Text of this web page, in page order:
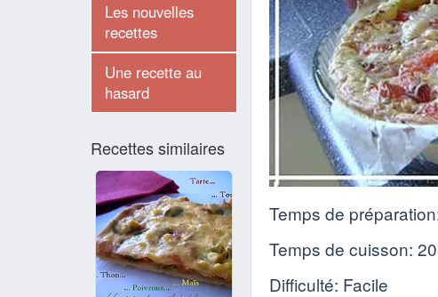
Temps de
Temps de cuisson:
Difficulté: Facile
Les nouvelles
recettes
Une recette au
hasard
Recettes similaires